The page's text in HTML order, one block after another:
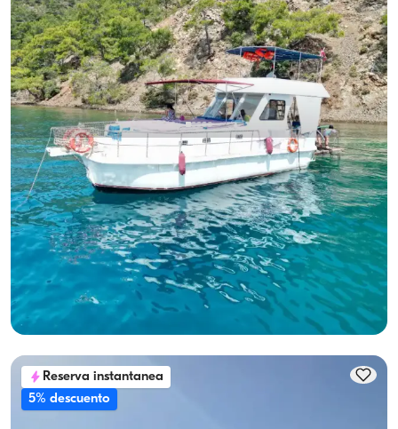
Göcek, Muğla Barco nuevo
10-Personas de Capacidad, Crew-On-Board & Fuel-Included
Alquiler de Yate
Con capitan
Barco
Navegacion 10 Pers. · 3 Camarote · 12.00m
Mas bajo
24.000 TL
Ver disponibilidad y precio
Reserva instantanea
5% descuento